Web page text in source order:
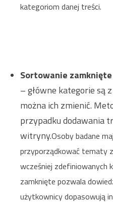
kategoriom danej treści.
Sortowanie zamknięte
– główne kategorie są
można ich zmienić.
przypadku dodawania
witryny.Osoby badane
przyporządkować tematy
wcześniej zdefiniowanych
zamknięte pozwala
użytkownicy dopasowują